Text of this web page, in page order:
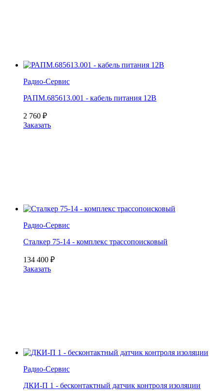
Радио-Cервис
РАПМ.685613.001 - кабель питания 12В
2 760 ₽
Заказать
Радио-Cервис
Сталкер 75-14 - комплекс трассопоисковый
134 400 ₽
Заказать
Радио-Cервис
ДКИ-П 1 - бесконтактный датчик контроля изоляции